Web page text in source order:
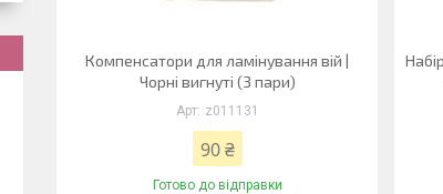
Компенсатори для ламінування вій |
Чорні вигнуті (3 пари)
z011131
90 ₴
Готово до відправки